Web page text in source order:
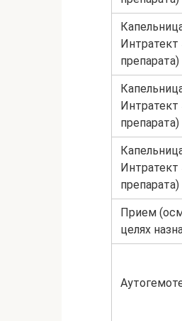
препарата)
препарата)
препарата)
Прием
целях